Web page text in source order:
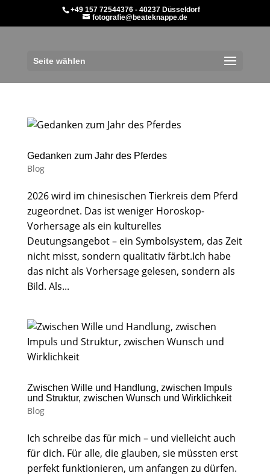
+49 157 72544376 - 40237 Düsseldorf
fotografie@beateknappe.de
Seite wählen
Gedanken zum Jahr des Pferdes
Blog
2026 wird im chinesischen Tierkreis dem Pferd
zugeordnet. Das ist weniger Horoskop-
Vorhersage als ein kulturelles
Deutungsangebot – ein Symbolsystem, das Zeit
nicht misst, sondern qualitativ färbt.Ich habe
das nicht als Vorhersage gelesen, sondern als
Bild. Als...
Zwischen Wille und Handlung, zwischen Impuls
und Struktur, zwischen Wunsch und Wirklichkeit
Blog
Ich schreibe das für mich – und vielleicht auch
für dich. Für alle, die glauben, sie müssten erst
perfekt funktionieren, um anfangen zu dürfen.